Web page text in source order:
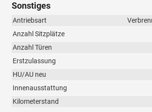
Sonstiges
Antriebsart
Anzahl Sitzplätze
Anzahl Türen
Erstzulassung
HU/AU neu
Innenausstattung
Kilometerstand